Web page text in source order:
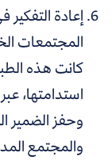
إعادة
المجتمعات
كانت هذه
استدامتها،
وحفز الضمير
والمجتمع